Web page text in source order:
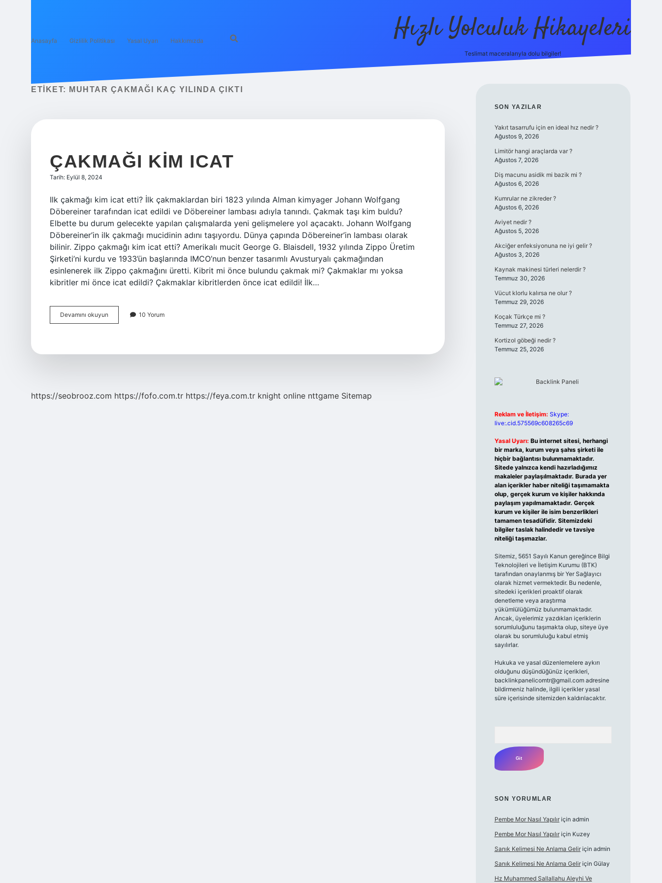
Anasayfa Gizlilik Politikası Yasal Uyarı Hakkımızda Hızlı Yolculuk Hikayeleri
Teslimat maceralarıyla dolu bilgiler!
ETIKET: MUHTAR ÇAKMAĞI KAÇ YILINDA ÇIKTI
ÇAKMAĞI KIM ICAT
Tarih: Eylül 8, 2024
Ilk çakmağı kim icat etti? İlk çakmaklardan biri 1823 yılında Alman kimyager Johann Wolfgang
Döbereiner tarafından icat edildi ve Döbereiner lambası adıyla tanındı. Çakmak taşı kim buldu?
Elbette bu durum gelecekte yapılan çalışmalarda yeni gelişmelere yol açacaktı. Johann Wolfgang
Döbereiner’in ilk çakmağı mucidinin adını taşıyordu. Dünya çapında Döbereiner’in lambası olarak
bilinir. Zippo çakmağı kim icat etti? Amerikalı mucit George G. Blaisdell, 1932 yılında Zippo Üretim
Şirketi’ni kurdu ve 1933’ün başlarında IMCO’nun benzer tasarımlı Avusturyalı çakmağından
esinlenerek ilk Zippo çakmağını üretti. Kibrit mi önce bulundu çakmak mi? Çakmaklar mı yoksa
kibritler mi önce icat edildi? Çakmaklar kibritlerden önce icat edildi! İlk…
Devamını okuyun Çakmağı
Kim
10 Yorum
https://seobrooz.com https://fofo.com.tr https://feya.com.tr knight online nttgame Sitemap
SIDEBAR
SON YAZILAR
Yakıt tasarrufu için en ideal hız nedir ?
Ağustos 9, 2026
Limitör hangi araçlarda var ?
Ağustos 7, 2026
Diş macunu asidik mi bazik mi ?
Ağustos 6, 2026
Kumrular ne zikreder ?
Ağustos 6, 2026
Aviyet nedir ?
Ağustos 5, 2026
Akciğer enfeksiyonuna ne iyi gelir ?
Ağustos 3, 2026
Kaynak makinesi türleri nelerdir ?
Temmuz 30, 2026
Vücut klorlu kalırsa ne olur ?
Temmuz 29, 2026
Koçak Türkçe mi ?
Temmuz 27, 2026
Kortizol göbeği nedir ?
Temmuz 25, 2026
Reklam ve İletişim: Skype:
live:.cid.575569c608265c69
Yasal Uyarı: Bu internet sitesi, herhangi
bir marka, kurum veya şahıs şirketi ile
hiçbir bağlantısı bulunmamaktadır.
Sitede yalnızca kendi hazırladığımız
makaleler paylaşılmaktadır. Burada yer
alan içerikler haber niteliği taşımamakta
olup, gerçek kurum ve kişiler hakkında
paylaşım yapılmamaktadır. Gerçek
kurum ve kişiler ile isim benzerlikleri
tamamen tesadüfidir. Sitemizdeki
bilgiler taslak halindedir ve tavsiye
niteliği taşımazlar.
Sitemiz, 5651 Sayılı Kanun gereğince Bilgi
Teknolojileri ve İletişim Kurumu (BTK)
tarafından onaylanmış bir Yer Sağlayıcı
olarak hizmet vermektedir. Bu nedenle,
sitedeki içerikleri proaktif olarak
denetleme veya araştırma
yükümlülüğümüz bulunmamaktadır.
Ancak, üyelerimiz yazdıkları içeriklerin
sorumluluğunu taşımakta olup, siteye üye
olarak bu sorumluluğu kabul etmiş
sayılırlar.
Hukuka ve yasal düzenlemelere aykırı
olduğunu düşündüğünüz içerikleri,
backlinkpanelicomtr@gmail.comadresine
bildirmeniz halinde, ilgili içerikler yasal
süre içerisinde sitemizden kaldırılacaktır.
SON YORUMLAR
Pembe Mor Nasıl Yapılıriçin admin
Pembe Mor Nasıl Yapılıriçin Kuzey
Sanık Kelimesi Ne Anlama Geliriçin admin
Sanık Kelimesi Ne Anlama Geliriçin Gülay
Hz Muhammed Sallallahu Aleyhi Ve